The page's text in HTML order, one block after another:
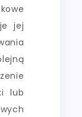
jej
lub